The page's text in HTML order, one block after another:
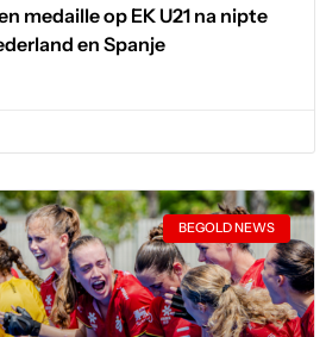
medaille op EK U21 na nipte
en Spanje
BEGOLD NEWS